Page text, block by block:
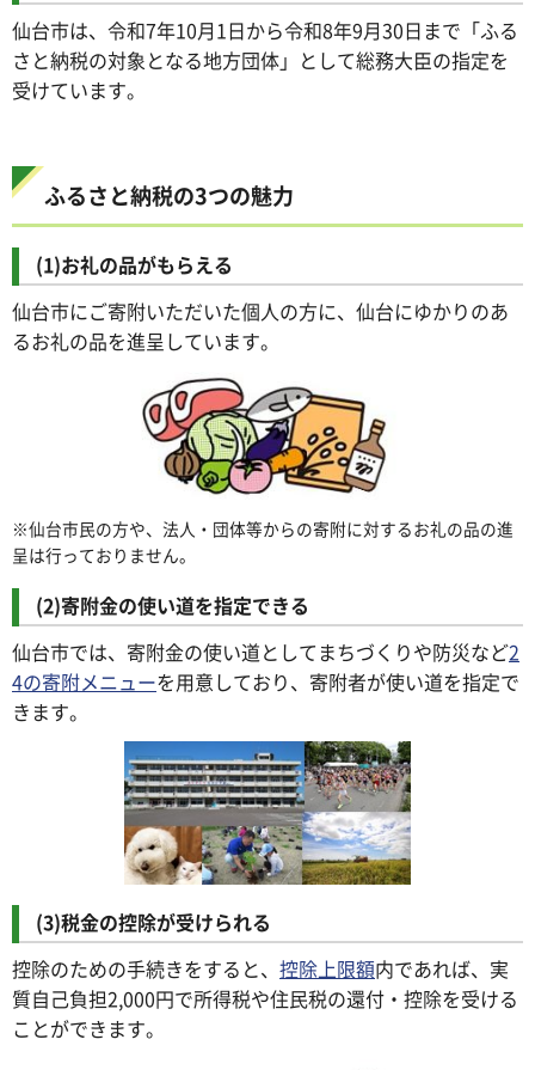
仙台市は、令和7年10月1日から令和8年9月30日まで「ふる
さと納税の対象となる地方団体」として総務大臣の指定を
受けています。
ふるさと納税の3つの魅力
(1)お礼の品がもらえる
仙台市にご寄附いただいた個人の方に、仙台にゆかりのあ
るお礼の品を進呈しています。
※仙台市民の方や、法人・団体等からの寄附に対するお礼の品の進
呈は行っておりません。
(2)寄附金の使い道を指定できる
仙台市では、寄附金の使い道としてまちづくりや防災など2
4の寄附メニューを用意しており、寄附者が使い道を指定で
きます。
(3)税金の控除が受けられる
控除のための手続きをすると、 控除上限額内であれば、実
質自己負担2,000円で所得税や住民税の還付・控除を受ける
ことができます。